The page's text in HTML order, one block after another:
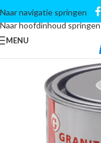
Naar navigatie springen
Naar hoofdinhoud springen
MENU